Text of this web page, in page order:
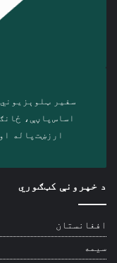
ارزښت‌پاله او ‎له سیاسي اړخه بې‌پرې رسنۍ ده.
د خپرونې کټګوري
افغانستان
سیمه